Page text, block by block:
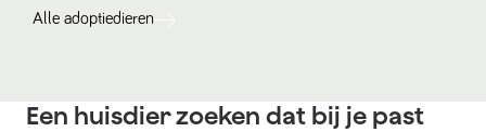
Alle adoptiedieren
Een huisdier zoeken dat bij je past